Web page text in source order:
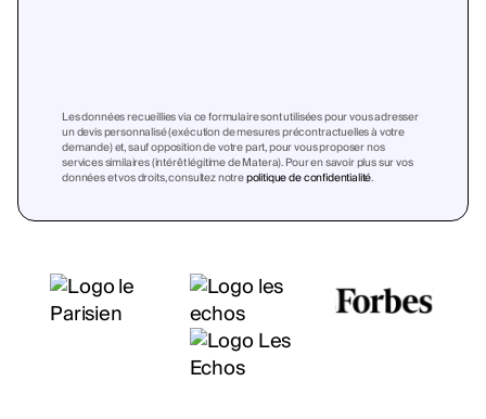
Les données recueillies via ce formulaire sont utilisées pour vous adresser
un devis personnalisé (exécution de mesures précontractuelles à votre
demande) et, sauf opposition de votre part, pour vous proposer nos
services similaires (intérêt légitime de Matera). Pour en savoir plus sur vos
données et vos droits, consultez notrepolitique de confidentialité.